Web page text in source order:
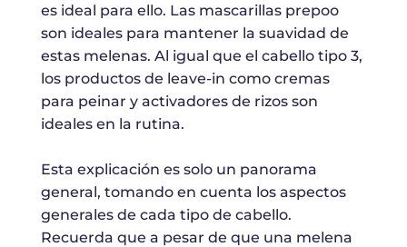
es ideal para ello. Las mascarillas prepoo
son ideales para mantener la suavidad de
estas melenas. Al igual que el cabello tipo 3,
los productos de leave-in como cremas
para peinar y activadores de rizos son
ideales en la rutina.
Esta explicación es solo un panorama
general, tomando en cuenta los aspectos
generales de cada tipo de cabello.
Recuerda que a pesar de que una melena